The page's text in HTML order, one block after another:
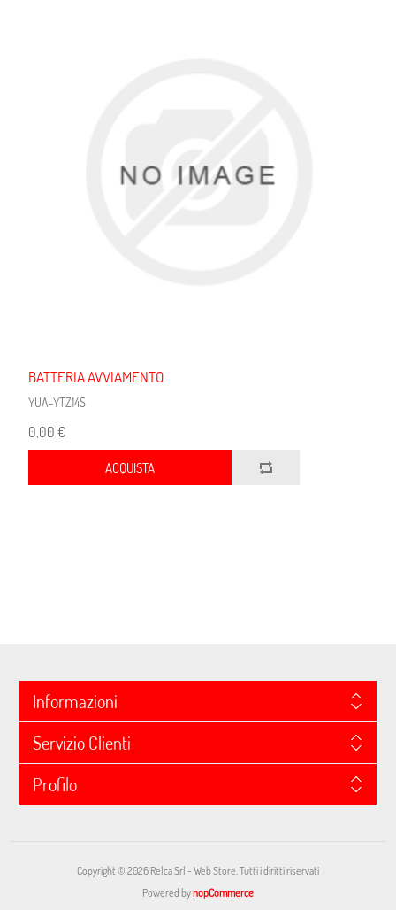
BATTERIA AVVIAMENTO
YUA-YTZ14S
0,00 €
ACQUISTA
Informazioni
Servizio Clienti
Profilo
Copyright © 2026 Relca Srl - Web Store. Tutti i diritti riservati
Powered bynopCommerce